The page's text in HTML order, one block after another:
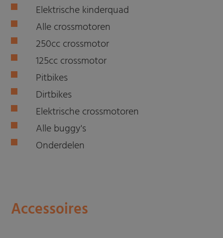
Elektrische kinderquad
Alle crossmotoren
250cc crossmotor
125cc crossmotor
Pitbikes
Dirtbikes
Elektrische crossmotoren
Alle buggy's
Onderdelen
Accessoires